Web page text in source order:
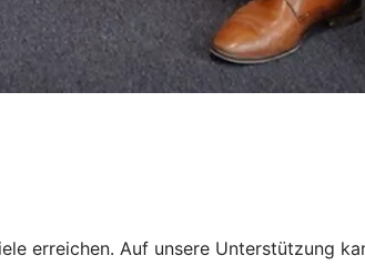
erreichen. Auf unsere Unterstützung